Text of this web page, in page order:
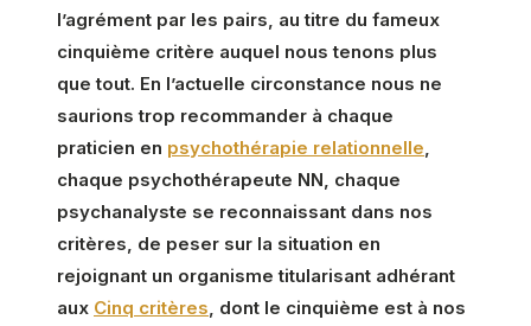
l’agrément par les pairs, au titre du fameux
cinquième critère auquel nous tenons plus
que tout. En l’actuelle circonstance nous ne
saurions trop recommander à chaque
praticien en psychothérapie relationnelle
chaque psychothérapeute NN, chaque
psychanalyste se reconnaissant dans nos
critères, de peser sur la situation en
rejoignant un organisme titularisant adhérant
aux Cinq critères , dont le cinquième est à nos